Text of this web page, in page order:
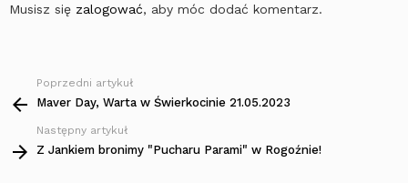
Musisz się zalogować, aby móc dodać komentarz.
Zobacz
więcej
Poprzedni artykuł
Maver Day, Warta w Świerkocinie 21.05.2023
Następny artykuł
Z Jankiem bronimy "Pucharu Parami" w Rogoźnie!